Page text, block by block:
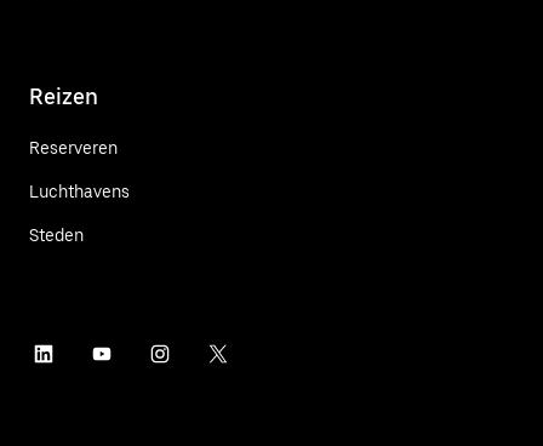
Reizen
Reserveren
Luchthavens
Steden